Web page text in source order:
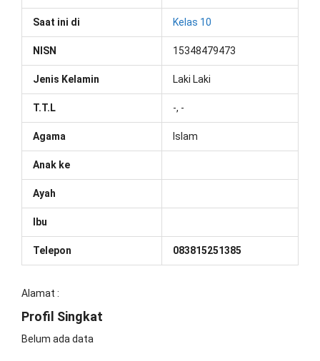
Saat ini di Kelas 10
NISN 15348479473
Jenis Kelamin Laki Laki
T.T.L -, -
Agama Islam
Anak ke
Ayah
Ibu
Telepon 083815251385
Alamat :
Profil Singkat
Belum ada data